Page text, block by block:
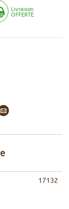
Livraison
OFFERTE
17132